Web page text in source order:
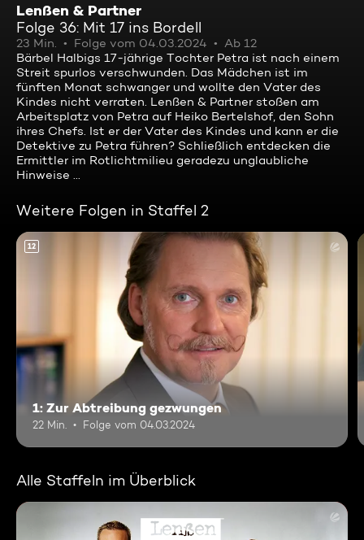
Lenßen & Partner
Folge 36: Mit 17 ins Bordell
23 Min. Folge vom 04.03.2024
Ab 12
Bärbel Halbigs 17-jährige Tochter Petra ist nach einem
Streit spurlos verschwunden. Das Mädchen ist im
fünften Monat schwanger und wollte den Vater des
Kindes nicht verraten. Lenßen & Partner stoßen am
Arbeitsplatz von Petra auf Heiko Bertelshof, den Sohn
ihres Chefs. Ist er der Vater des Kindes und kann er die
Detektive zu Petra führen? Schließlich entdecken die
Ermittler im Rotlichtmilieu geradezu unglaubliche
Hinweise ...
Weitere Folgen in Staffel 2
12
1: Zur Abtreibung gezwungen
22 Min. Folge vom 04.03.2024
Alle Staffeln im Überblick